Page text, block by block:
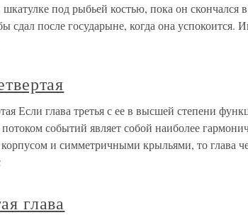
под рыбьей костью, пока он скончался
сдал после государыне, когда она успокоится.
Если глава третья с ее в высшей степени
событий являет собой наиболее
и симметричными крыльями, то глава
глава